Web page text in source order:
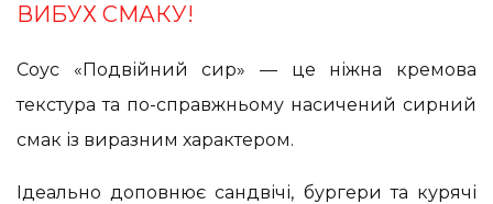
ВИБУХ СМАКУ!
Соус «Подвійний сир» — це ніжна кремова
текстура та по-справжньому насичений сирний
смак із виразним характером.
Ідеально доповнює сандвічі, бургери та курячі